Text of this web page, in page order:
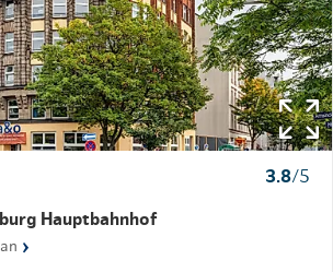
3.8/5
Hauptbahnhof
›